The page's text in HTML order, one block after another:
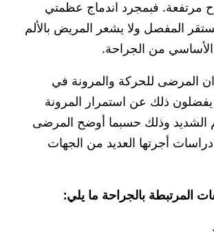
مرتفعة. فبمجرد اندماج عظمتي
المفصل ولا يشعر المريض بالألم
من الجراحة.
المرضى للحركة والمرونة في
يفضلون ذلك عن استمرار المرونة
الشديد وذلك حسبما أوضح المرضى
أجرتها العديد من الجهات
المرتبطة بالجراحة ما يلي: